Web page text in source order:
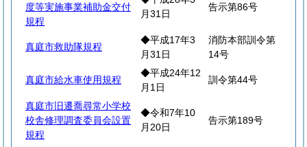
度等実施事業補助金交付
規程
月31日
告示第86号
真庭市救助隊規程
◆平成17年3
月31日
消防本部訓令第
14号
真庭市給水車使用規程
◆平成24年12
月1日
訓令第44号
真庭市旧遷喬尋常小学校
校舎修理調査委員会設置
規程
◆令和7年10
月20日
告示第189号